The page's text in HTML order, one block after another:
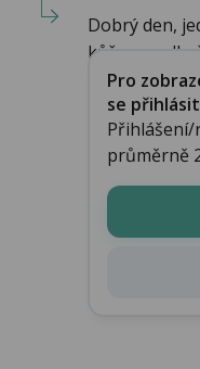
Dobrý den,
kůže a
Pro
se
Přihlášení/
průměrně